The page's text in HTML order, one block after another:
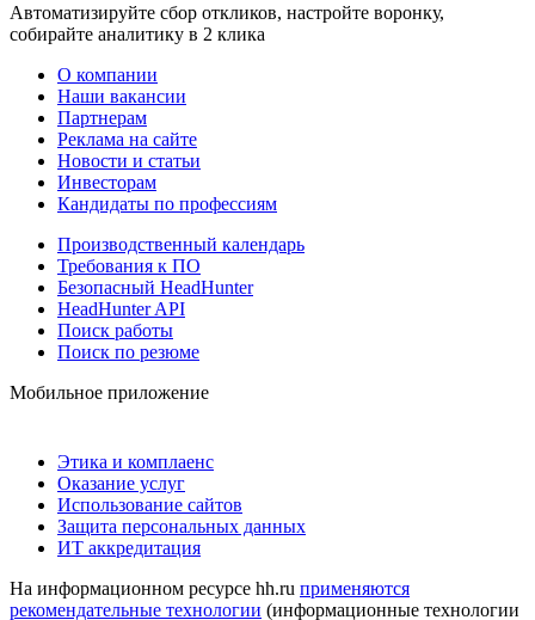
Автоматизируйте сбор откликов, настройте воронку,
собирайте аналитику в 2 клика
О компании
Наши вакансии
Партнерам
Реклама на сайте
Новости и статьи
Инвесторам
Кандидаты по профессиям
Производственный календарь
Требования к ПО
Безопасный HeadHunter
HeadHunter API
Поиск работы
Поиск по резюме
Мобильное приложение
Этика и комплаенс
Оказание услуг
Использование сайтов
Защита персональных данных
ИТ аккредитация
На информационном ресурсе hh.ru применяются
рекомендательные технологии (информационные технологии